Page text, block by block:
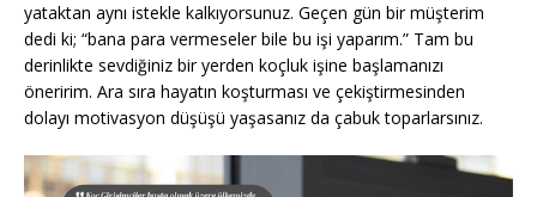
yataktan aynı istekle kalkıyorsunuz. Geçen gün bir müşterim
dedi ki; “bana para vermeseler bile bu işi yaparım.” Tam bu
derinlikte sevdiğiniz bir yerden koçluk işine başlamanızı
öneririm. Ara sıra hayatın koşturması ve çekiştirmesinden
dolayı motivasyon düşüşü yaşasanız da çabuk toparlarsınız.